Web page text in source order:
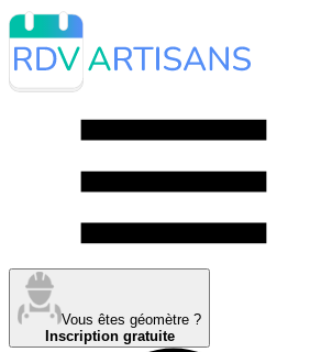
Vous êtes géomètre ?
Inscription gratuite